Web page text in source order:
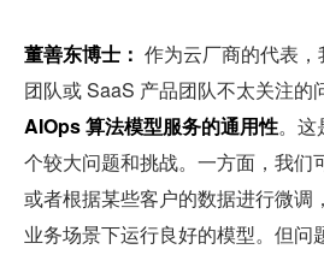
董善东博士： 作为云厂商的代表
团队或 SaaS 产品团队不太关注的
AIOps 算法模型服务的通用性。这
个较大问题和挑战。一方面，我们
或者根据某些客户的数据进行微调
业务场景下运行良好的模型。但问